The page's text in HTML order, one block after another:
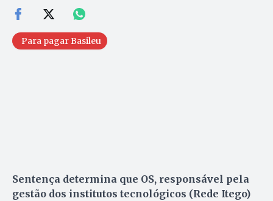
Para pagar Basileu
Sentença determina que OS, responsável pela
gestão dos institutos tecnológicos (Rede Itego)